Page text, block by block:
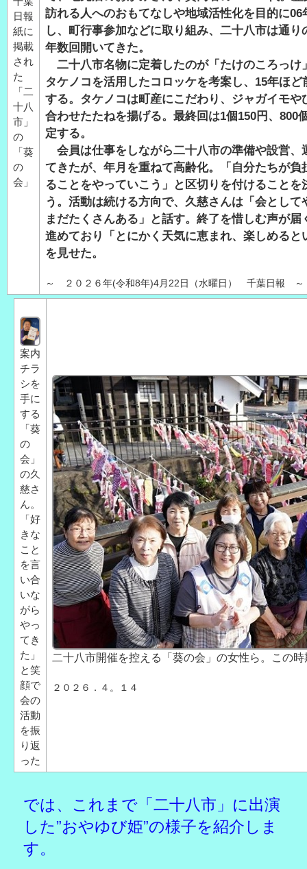
日報
紙に
掲載
され
た
「二
十八
市」
の
「葵
の
会」
訪れる人へのおもてなしや地域活性化を目的に06
し、町行事参加などに取り組み、二十八市は通り
年数回開いてきた。
二十八市名物に定着したのが「たけのころっけ
タケノコを活用したコロッケを考案し、15年ほど
する。タケノコは町産にこだわり、ジャガイモや
合わせたたねを揚げる。最終回は1個150円、800
定する。
会員は仕事をしながら二十八市の準備や設営、
てきたが、年月を重ねて高齢化。「自分たちが負
ることをやっていこう」と区切りを付けることを
う。活動は続ける方向で、久慈さんは「会として
まだたくさんある」と話す。終了を惜しむ声が届
進めており「とにかく天気に恵まれ、楽しめると
を見せた。
～ ２０２６年(令和8年)4月22日（水曜日） 千葉日報 ～
案内
チラ
シを
手に
する
「葵
の
会」
の久
慈さ
ん。
「好
きな
こと
を言
い合
いな
がら
やっ
てき
た」
と笑
顔で
会の
活動
を振
り返
った
二十八市開催を控える「葵の会」の女性ら。この
２０２６．４。１４
では、これまで「二十八市」に出演
した”おやゆび姫”の様子を紹介しま
す。